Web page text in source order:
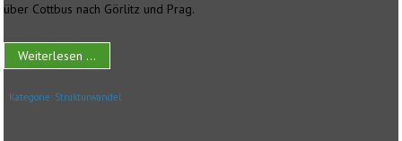
über Cottbus nach Görlitz und Prag.
Weiterlesen ...
Kategorie: Strukturwandel